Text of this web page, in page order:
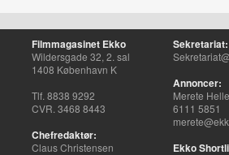
Filmmagasinet Ekko
Wildersgade 32, 2. sal
1408 København K
Tlf. 8838 9292
CVR. 3468 8443
Chefredaktør:
Claus Christensen
Sekretariat:
Annoncer:
Merete
6111 5851
Ekko